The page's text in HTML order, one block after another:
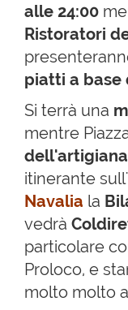
alle 24:00
Ristoratori
piatti a base
Si terrà una
mentre
itinerante
Navalia la
vedrà
particolare
Proloco, e
molto molto